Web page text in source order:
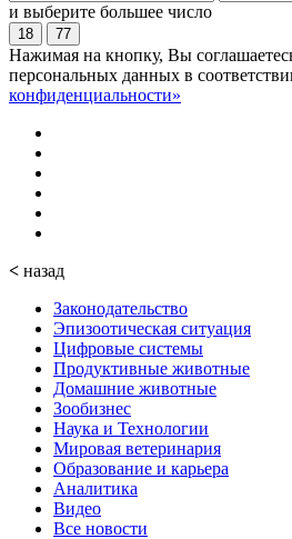
и выберите большее число
18 77
Нажимая на кнопку, Вы
персональных данных в
конфиденциальности»
< назад
Законодательство
Эпизоотическая ситуация
Цифровые системы
Продуктивные животные
Домашние животные
Зообизнес
Наука и Технологии
Мировая ветеринария
Образование и карьера
Аналитика
Видео
Все новости